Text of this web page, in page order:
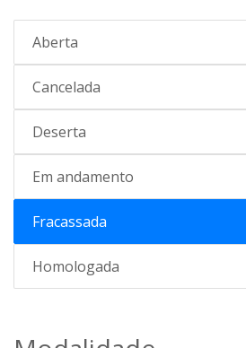
Aberta
Cancelada
Deserta
Em andamento
Fracassada
Homologada